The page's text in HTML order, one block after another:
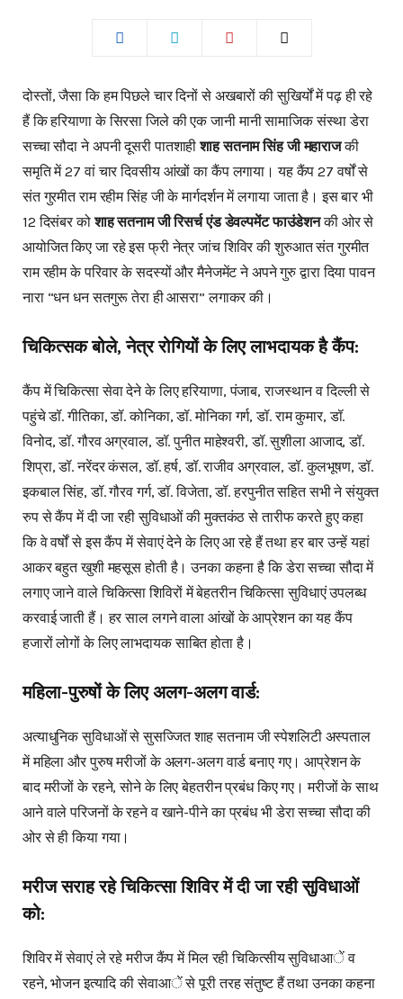
दोस्तों, जैसा कि हम पिछले चार दिनों से अखबारों की सुखिर्यों में पढ़ ही रहे
हैं कि हरियाणा के सिरसा जिले की एक जानी मानी सामाजिक संस्था डेरा
सच्चा सौदा ने अपनी दूसरी पातशाहीशाह सतनाम सिंह जी महाराजकी
समृति में 27 वां चार दिवसीय आंखों का कैंप लगाया। यह कैंप 27 वर्षों से
संत गुरमीत राम रहीम सिंह जी के मार्गदर्शन में लगाया जाता है। इस बार भी
12 दिसंबर कोशाह सतनाम जी रिसर्च एंड डेवल्पमेंट फाउंडेशनकी ओर से
आयोजित किए जा रहे इस फ्री नेत्र जांच शिविर की शुरुआत संत गुरमीत
राम रहीम के परिवार के सदस्यों और मैनेजमेंट ने अपने गुरु द्वारा दिया पावन
नारा “धन धन सतगुरू तेरा ही आसरा” लगाकर की।
चिकित्सक बोले, नेत्र रोगियों के लिए लाभदायक है कैंप:
कैंप में चिकित्सा सेवा देने के लिए हरियाणा, पंजाब, राजस्थान व दिल्ली से
पहुंचे डॉ. गीतिका, डॉ. कोनिका, डॉ. मोनिका गर्ग, डॉ. राम कुमार, डॉ.
विनोद, डॉ. गौरव अग्रवाल, डॉ. पुनीत माहेश्वरी, डॉ. सुशीला आजाद, डॉ.
शिप्रा, डॉ. नरेंदर कंसल, डॉ. हर्ष, डॉ. राजीव अग्रवाल, डॉ. कुलभूषण, डॉ.
इकबाल सिंह, डॉ. गौरव गर्ग, डॉ. विजेता, डॉ. हरपुनीत सहित सभी ने संयुक्त
रुप से कैंप में दी जा रही सुविधाओं की मुक्तकंठ से तारीफ करते हुए कहा
कि वे वर्षों से इस कैंप में सेवाएं देने के लिए आ रहे हैं तथा हर बार उन्हें यहां
आकर बहुत खुशी महसूस होती है। उनका कहना है कि डेरा सच्चा सौदा में
लगाए जाने वाले चिकित्सा शिविरों में बेहतरीन चिकित्सा सुविधाएं उपलब्ध
करवाई जाती हैं। हर साल लगने वाला आंखों के आप्रेशन का यह कैंप
हजारों लोगों के लिए लाभदायक साबित होता है।
महिला-पुरुषों के लिए अलग-अलग वार्ड:
अत्याधुनिक सुविधाओं से सुसज्जित शाह सतनाम जी स्पेशलिटी अस्पताल
में महिला और पुरुष मरीजों के अलग-अलग वार्ड बनाए गए। आप्रेशन के
बाद मरीजों के रहने, सोने के लिए बेहतरीन प्रबंध किए गए। मरीजों के साथ
आने वाले परिजनों के रहने व खाने-पीने का प्रबंध भी डेरा सच्चा सौदा की
ओर से ही किया गया।
मरीज सराह रहे चिकित्सा शिविर में दी जा रही सुविधाओं
को:
शिविर में सेवाएं ले रहे मरीज कैंप में मिल रही चिकित्सीय सुविधाआें व
रहने, भोजन इत्यादि की सेवाआें से पूरी तरह संतुष्ट हैं तथा उनका कहना